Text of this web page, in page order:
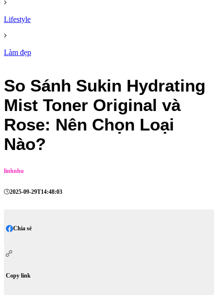
Lifestyle
Làm đẹp
So Sánh Sukin Hydrating
Mist Toner Original và
Rose: Nên Chọn Loại
Nào?
linhnhu
2025-09-29T14:48:03
Chia sẻ
Copy link